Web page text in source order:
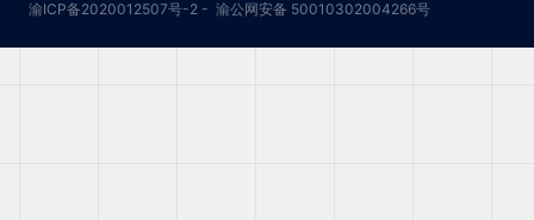
渝ICP备2020012507号-2 - 渝公网安备 50010302004266号